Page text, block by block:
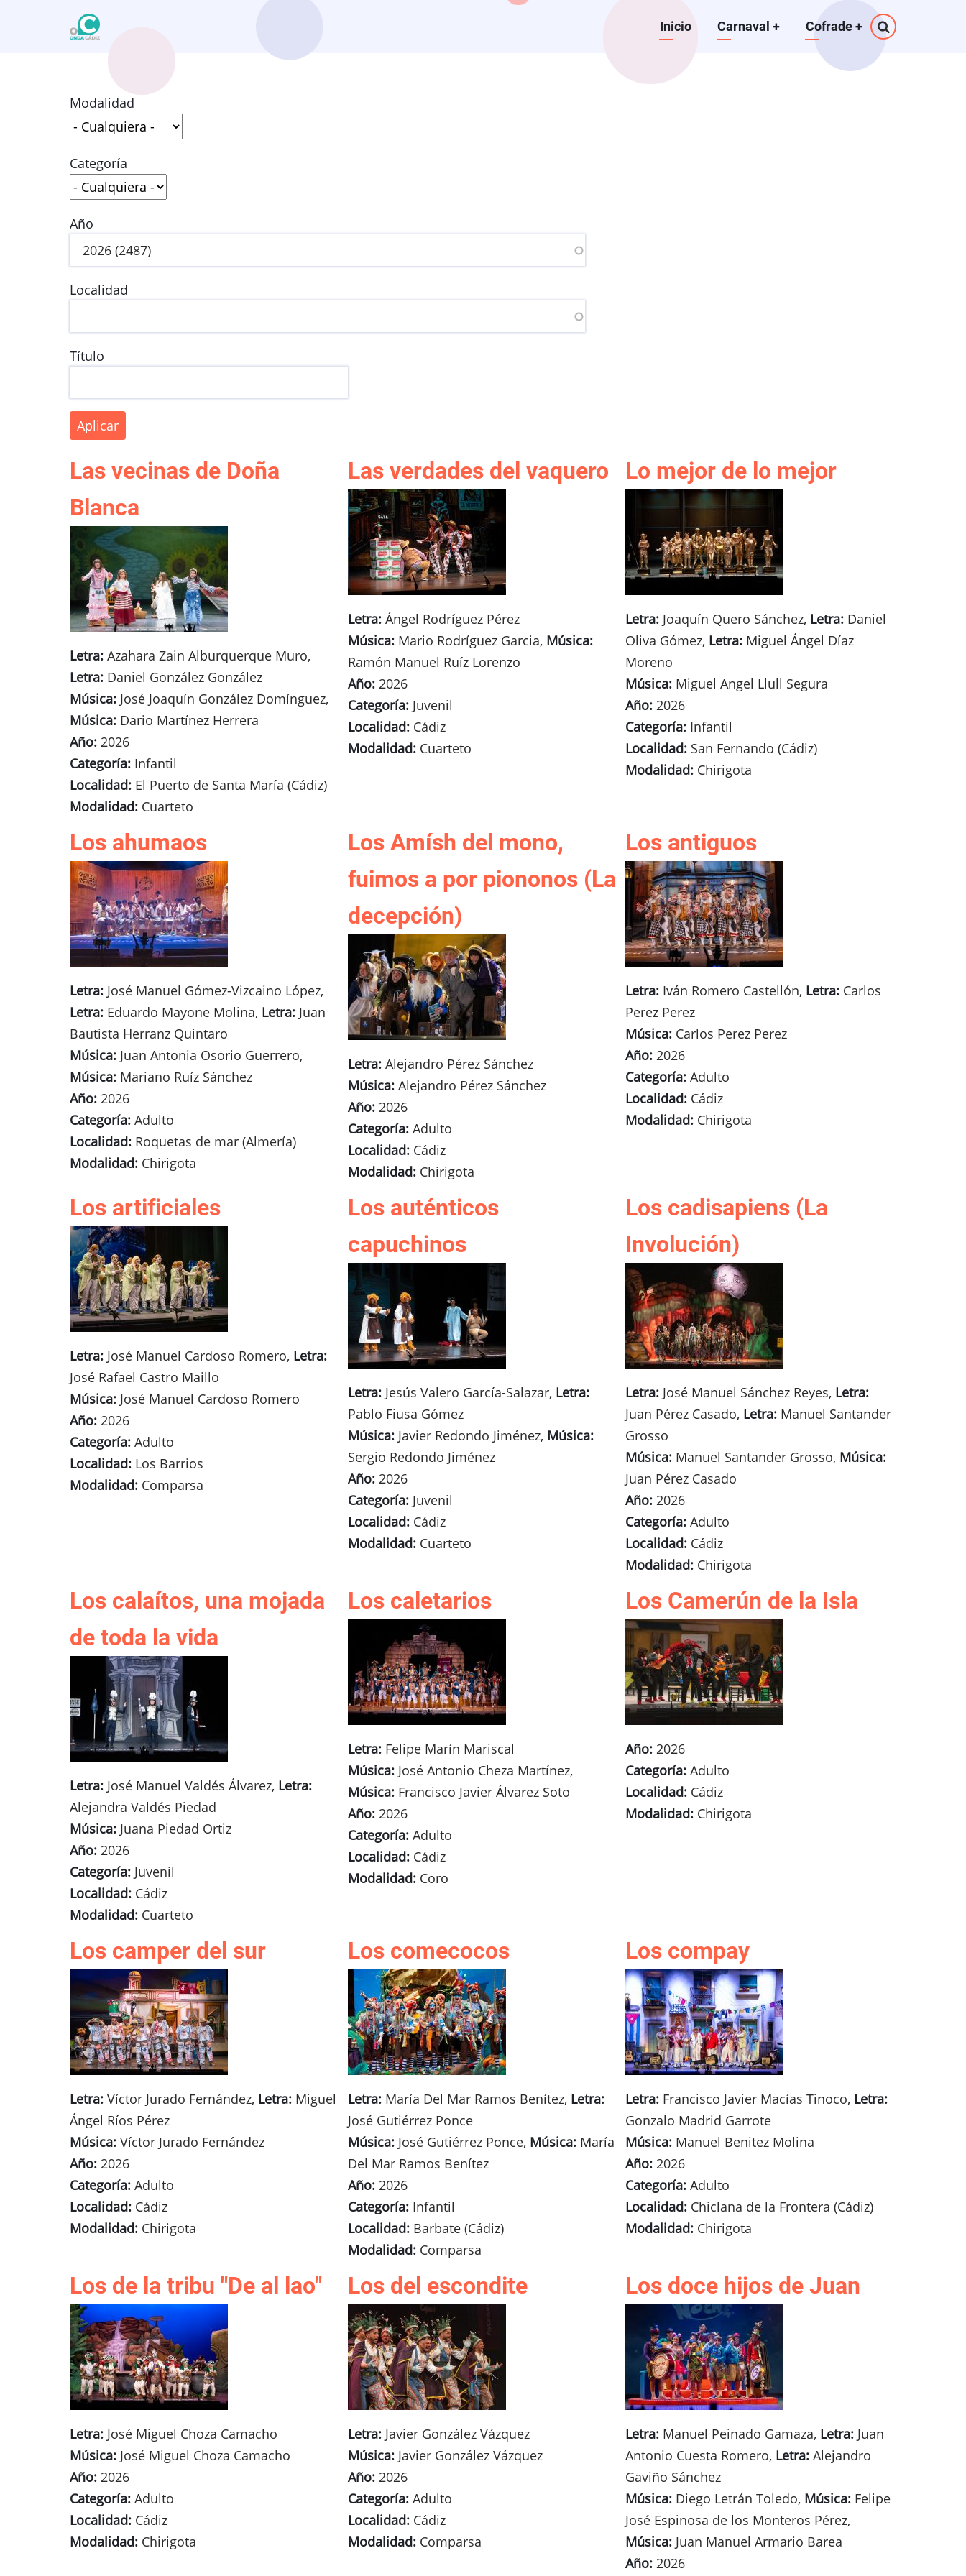
Navegación
principal
Inicio Carnaval + Cofrade+
Modalidad
Categoría
Año
Localidad
Título
Las vecinas de Doña
Blanca
Letra: Azahara Zain Alburquerque Muro,
Letra: Daniel González González
Música: José Joaquín González Domínguez,
Música: Dario Martínez Herrera
Año: 2026
Categoría: Infantil
Localidad: El Puerto de Santa María (Cádiz)
Modalidad: Cuarteto
Las verdades del vaquero
Letra:Ángel Rodríguez Pérez
Música:Mario Rodríguez Garcia, Música:
Ramón Manuel Ruíz Lorenzo
Año:2026
Categoría:Juvenil
Localidad:Cádiz
Modalidad:Cuarteto
Lo mejor de lo mejor
Letra: Joaquín Quero Sánchez, Letra: Daniel
Oliva Gómez, Letra: Miguel Ángel Díaz
Moreno
Música: Miguel Angel Llull Segura
Año: 2026
Categoría: Infantil
Localidad: San Fernando (Cádiz)
Modalidad: Chirigota
Los ahumaos
Letra: José Manuel Gómez-Vizcaino López,
Letra: Eduardo Mayone Molina, Letra: Juan
Bautista Herranz Quintaro
Música: Juan Antonia Osorio Guerrero,
Música: Mariano Ruíz Sánchez
Año: 2026
Categoría: Adulto
Localidad: Roquetas de mar (Almería)
Modalidad: Chirigota
Los Amísh del mono,
fuimos a por piononos (La
decepción)
Letra:Alejandro Pérez Sánchez
Música:Alejandro Pérez Sánchez
Año:2026
Categoría:Adulto
Localidad:Cádiz
Modalidad:Chirigota
Los antiguos
Letra: Iván Romero Castellón, Letra: Carlos
Perez Perez
Música: Carlos Perez Perez
Año: 2026
Categoría: Adulto
Localidad: Cádiz
Modalidad: Chirigota
Los artificiales
Letra: José Manuel Cardoso Romero, Letra:
José Rafael Castro Maillo
Música: José Manuel Cardoso Romero
Año: 2026
Categoría: Adulto
Localidad: Los Barrios
Modalidad: Comparsa
Los auténticos
capuchinos
Letra:Jesús Valero García-Salazar, Letra:
Pablo Fiusa Gómez
Música:Javier Redondo Jiménez, Música:
Sergio Redondo Jiménez
Año:2026
Categoría:Juvenil
Localidad:Cádiz
Modalidad:Cuarteto
Los cadisapiens (La
Involución)
Letra: José Manuel Sánchez Reyes, Letra:
Juan Pérez Casado, Letra: Manuel Santander
Grosso
Música: Manuel Santander Grosso, Música:
Juan Pérez Casado
Año: 2026
Categoría: Adulto
Localidad: Cádiz
Modalidad: Chirigota
Los calaítos, una mojada
de toda la vida
Letra: José Manuel Valdés Álvarez, Letra:
Alejandra Valdés Piedad
Música: Juana Piedad Ortiz
Año: 2026
Categoría: Juvenil
Localidad: Cádiz
Modalidad: Cuarteto
Los caletarios
Letra:Felipe Marín Mariscal
Música:José Antonio Cheza Martínez,
Música:Francisco Javier Álvarez Soto
Año:2026
Categoría:Adulto
Localidad:Cádiz
Modalidad:Coro
Los Camerún de la Isla
Año: 2026
Categoría: Adulto
Localidad: Cádiz
Modalidad: Chirigota
Los camper del sur
Letra: Víctor Jurado Fernández, Letra: Miguel
Ángel Ríos Pérez
Música: Víctor Jurado Fernández
Año: 2026
Categoría: Adulto
Localidad: Cádiz
Modalidad: Chirigota
Los comecocos
Letra:María Del Mar Ramos Benítez, Letra:
José Gutiérrez Ponce
Música:José Gutiérrez Ponce, Música:María
Del Mar Ramos Benítez
Año:2026
Categoría:Infantil
Localidad:Barbate (Cádiz)
Modalidad:Comparsa
Los compay
Letra: Francisco Javier Macías Tinoco, Letra:
Gonzalo Madrid Garrote
Música: Manuel Benitez Molina
Año: 2026
Categoría: Adulto
Localidad: Chiclana de la Frontera (Cádiz)
Modalidad: Chirigota
Los de la tribu "De al lao"
Letra: José Miguel Choza Camacho
Música: José Miguel Choza Camacho
Año: 2026
Categoría: Adulto
Localidad: Cádiz
Modalidad: Chirigota
Los del escondite
Letra:Javier González Vázquez
Música:Javier González Vázquez
Año:2026
Categoría:Adulto
Localidad:Cádiz
Modalidad:Comparsa
Los doce hijos de Juan
Letra: Manuel Peinado Gamaza, Letra: Juan
Antonio Cuesta Romero, Letra: Alejandro
Gaviño Sánchez
Música: Diego Letrán Toledo, Música: Felipe
José Espinosa de los Monteros Pérez,
Música: Juan Manuel Armario Barea
Año: 2026